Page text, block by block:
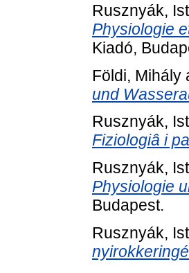
Rusznyák,
Physiologie
Kiadó,
Földi, Mihály
und
Rusznyák,
Fiziologiâ i
Rusznyák,
Physiologie
Budapest.
Rusznyák,